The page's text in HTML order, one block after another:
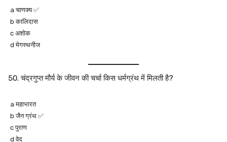
a चाणक्य ✅
b कालिदास
c अशोक
d मेगस्थनीज
चंद्रगुप्त मौर्य के जीवन की चर्चा किस धर्मग्रंथ में मिलती है?
a महाभारत
b जैन ग्रंथ ✅
c पुराण
d वेद